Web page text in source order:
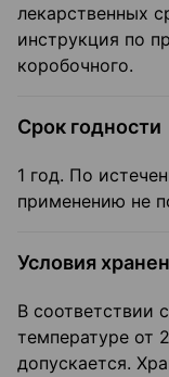
лекарственных
инструкция по
коробочного.
Срок годности
1 год. По
применению не
Условия
В соответствии
температуре от
допускается.